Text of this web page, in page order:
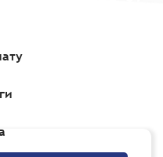
Тендери у секторі